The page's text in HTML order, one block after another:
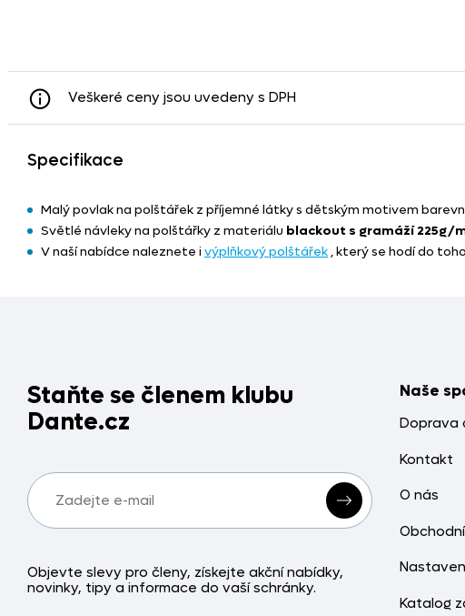
Veškeré ceny jsou uvedeny s DPH
Specifikace
Malý povlak na polštářek z příjemné látky s dětským motivem
Světlé návleky na polštářky z materiálu blackout s gramáží 225g/
V naší nabídce naleznete i výplňkový polštářek, který se hodí do
Staňte se členem klubu
Dante.cz
Objevte slevy pro členy, získejte akční nabídky,
novinky, tipy a informace do vaší schránky.
Naše
Doprava
Kontakt
O nás
Katalog